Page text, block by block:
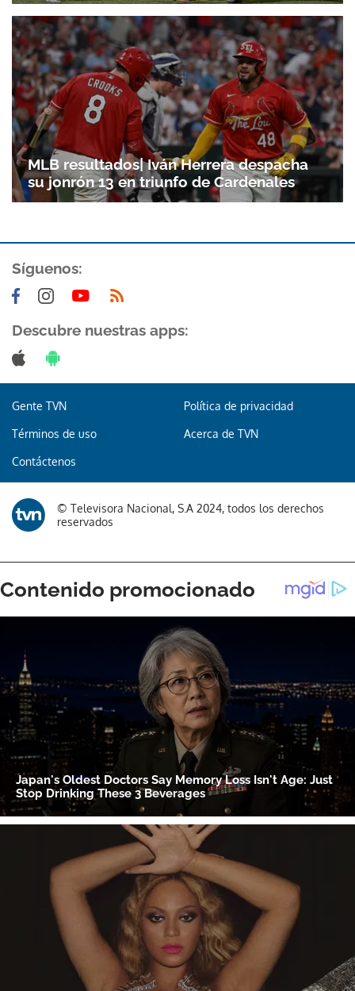
MLB resultados| Iván Herrera despacha
su jonrón 13 en triunfo de Cardenales
Síguenos:
Descubre nuestras apps:
Gente TVN Política de privacidad
Términos de uso Acerca de TVN
Contáctenos
© Televisora Nacional, S.A 2024, todos los derechos
reservados